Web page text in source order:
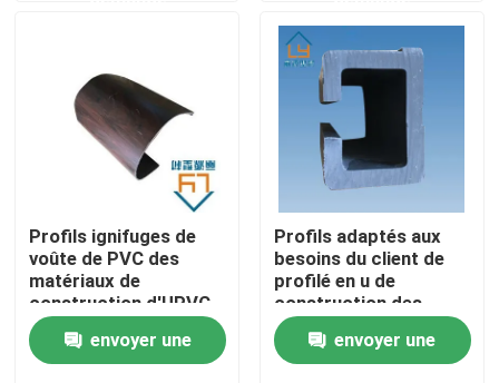
Visite d'usine
Contrôle de qualité
Contactez-nous
Demandez une citation
Profils ignifuges de
voûte de PVC des
matériaux de
construction d'UPVC
1.8mm 2.0mm 2.2mm
envoyer une
Profils adaptés aux
besoins du client de
profilé en u de
construction des
matériaux de
construction d'UPVC
UPVC
envoyer une